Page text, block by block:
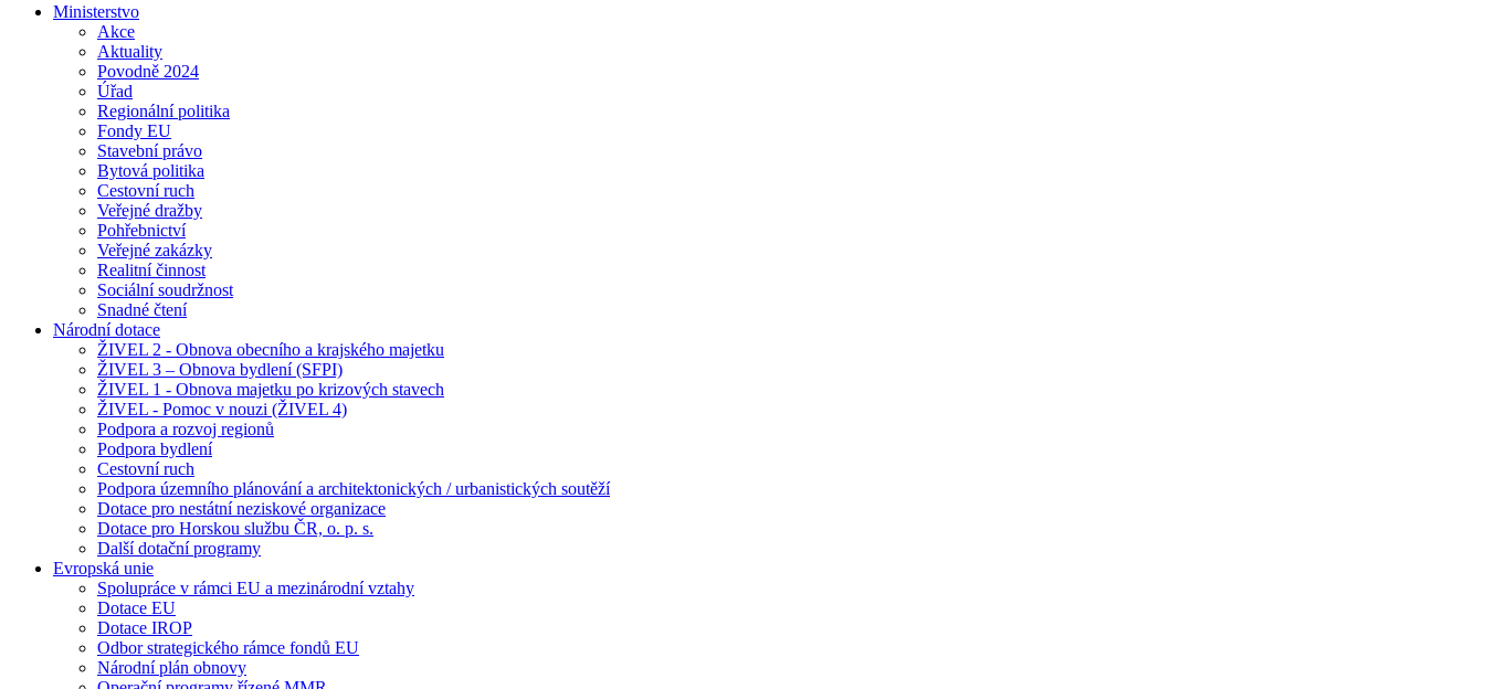
Ministerstvo
Akce
Aktuality
Povodně 2024
Úřad
Regionální politika
Fondy EU
Stavební právo
Bytová politika
Cestovní ruch
Veřejné dražby
Pohřebnictví
Veřejné zakázky
Realitní činnost
Sociální soudržnost
Snadné čtení
Národní dotace
ŽIVEL 2 - Obnova obecního a krajského majetku
ŽIVEL 3 – Obnova bydlení (SFPI)
ŽIVEL 1 - Obnova majetku po krizových stavech
ŽIVEL - Pomoc v nouzi (ŽIVEL 4)
Podpora a rozvoj regionů
Podpora bydlení
Cestovní ruch
Podpora územního plánování a architektonických / urbanistických soutěží
Dotace pro nestátní neziskové organizace
Dotace pro Horskou službu ČR, o. p. s.
Další dotační programy
Evropská unie
Spolupráce v rámci EU a mezinárodní vztahy
Dotace EU
Dotace IROP
Odbor strategického rámce fondů EU
Národní plán obnovy